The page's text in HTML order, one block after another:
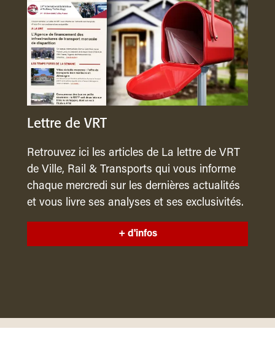
Lettre de VRT
Retrouvez ici les articles de La lettre de VRT
de Ville, Rail & Transports qui vous informe
chaque mercredi sur les dernières actualités
et vous livre ses analyses et ses exclusivités.
+ d'infos